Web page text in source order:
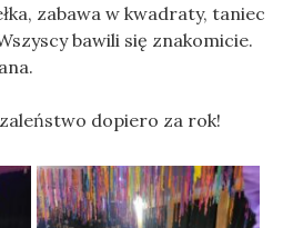
zabawa w kwadraty, taniec
bawili się znakomicie.
udana.
dopiero za rok!